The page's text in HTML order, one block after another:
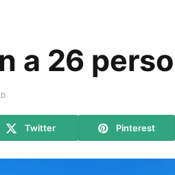
a 26
Twitter Pinterest